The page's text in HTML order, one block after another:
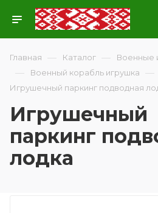
Главная — Каталог — Военные
— Военный корабль игрушка —
Игрушечный паркинг подводная
Игрушечный
паркинг
лодка